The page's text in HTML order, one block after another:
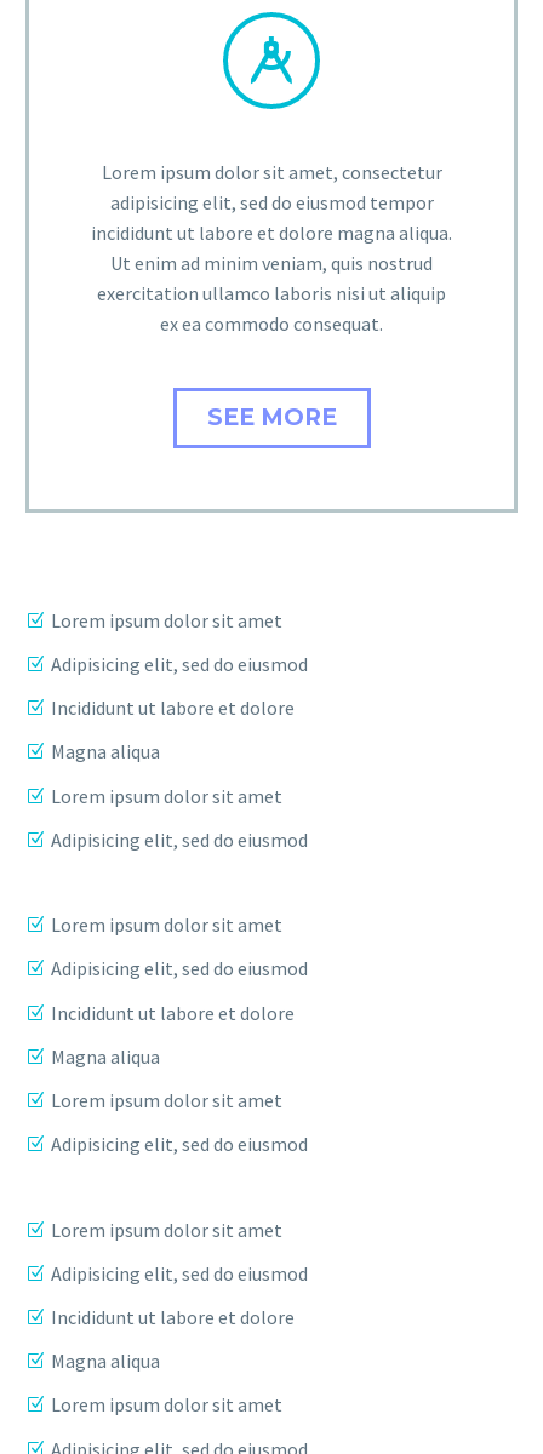


Lorem ipsum dolor sit amet, consectetur
adipisicing elit, sed do eiusmod tempor
incididunt ut labore et dolore magna aliqua.
Ut enim ad minim veniam, quis nostrud
exercitation ullamco laboris nisi ut aliquip
ex ea commodo consequat.
SEE MORE
Lorem ipsum dolor sit amet
Adipisicing elit, sed do eiusmod
Incididunt ut labore et dolore
Magna aliqua
Lorem ipsum dolor sit amet
Adipisicing elit, sed do eiusmod
Lorem ipsum dolor sit amet
Adipisicing elit, sed do eiusmod
Incididunt ut labore et dolore
Magna aliqua
Lorem ipsum dolor sit amet
Adipisicing elit, sed do eiusmod
Lorem ipsum dolor sit amet
Adipisicing elit, sed do eiusmod
Incididunt ut labore et dolore
Magna aliqua
Lorem ipsum dolor sit amet
Adipisicing elit, sed do eiusmod